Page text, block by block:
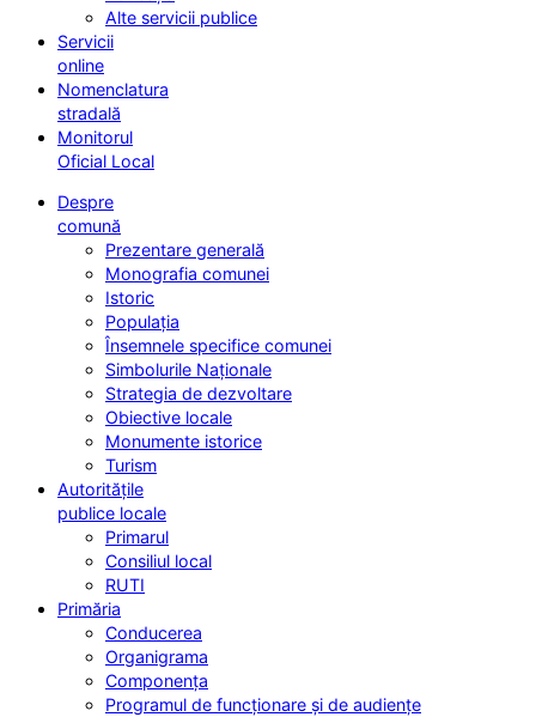
Alte servicii publice
Servicii
online
Nomenclatura
stradală
Monitorul
Oficial Local
Despre
comună
Prezentare generală
Monografia comunei
Istoric
Populația
Însemnele specifice comunei
Simbolurile Naționale
Strategia de dezvoltare
Obiective locale
Monumente istorice
Turism
Autoritățile
publice locale
Primarul
Consiliul local
RUTI
Primăria
Conducerea
Organigrama
Componența
Programul de funcționare și de audiențe